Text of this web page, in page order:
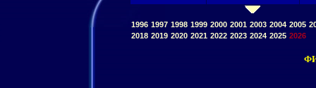
1996 1997 1998 1999 2000 2001 2003 2004 2005
2018 2019 2020 2021 2022 2023 2024 2025 2026